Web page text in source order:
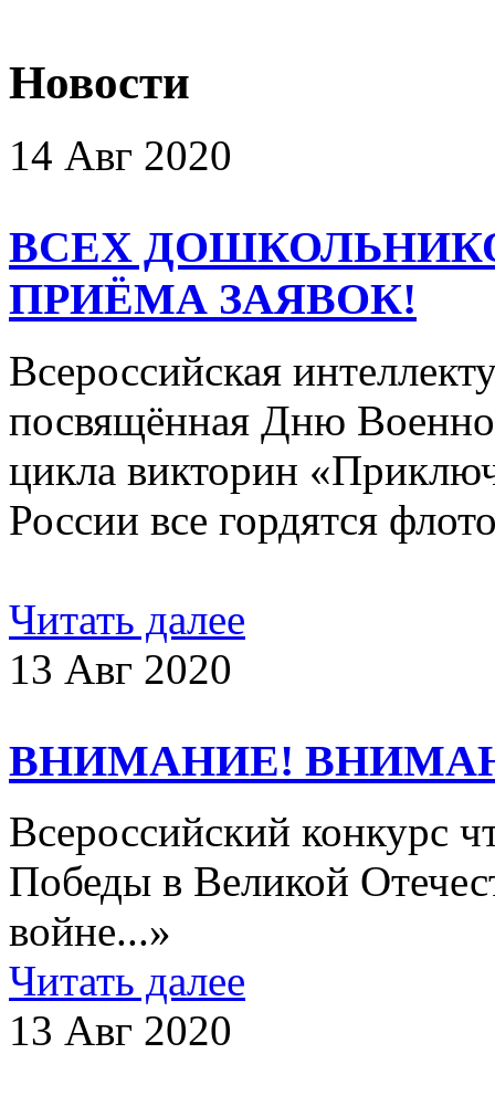
Новости
14 Авг 2020
ВСЕХ
ПРИЁМА ЗАЯВОК!
Всероссийская
посвящённая Дню
цикла викторин
России все гордятся
Читать далее
13 Авг 2020
ВНИМАНИЕ!
Всероссийский конкурс
Победы в Великой
войне...»
Читать далее
13 Авг 2020